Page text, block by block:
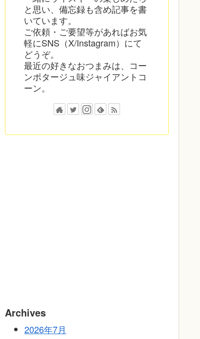
と思い、備忘録も含め記事を書
いています。
ご依頼・ご要望等があればお気
軽にSNS（X/Instagram）にて
どうぞ。
最近の好きなおつまみは、コー
ンポタージュ味ジャイアントコ
ーン。
Archives
2026年7月